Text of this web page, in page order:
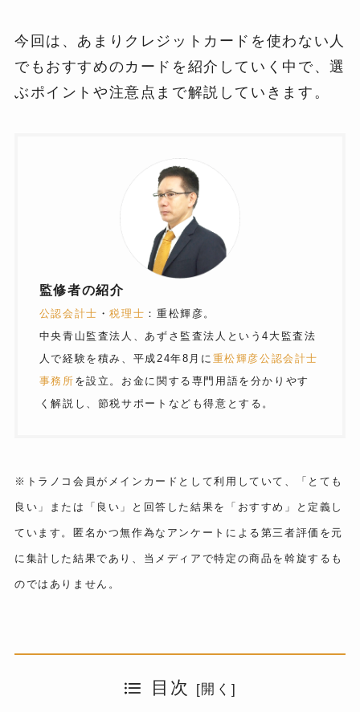
今回は、あまりクレジットカードを使わない人
でもおすすめのカードを紹介していく中で、選
ぶポイントや注意点まで解説していきます。
監修者の紹介
公認会計士 ・税理士 ：重松輝彦。
中央青山監査法人、あずさ監査法人という4大監査法
人で経験を積み、平成24年8月に 重松輝彦公認会計士
事務所 を設立。お金に関する専門用語を分かりやす
く解説し、節税サポートなども得意とする。
※トラノコ会員がメインカードとして利用していて、「とても
良い」または「良い」と回答した結果を「おすすめ」と定義し
ています。匿名かつ無作為なアンケートによる第三者評価を元
に集計した結果であり、当メディアで特定の商品を斡旋するも
のではありません。
目次